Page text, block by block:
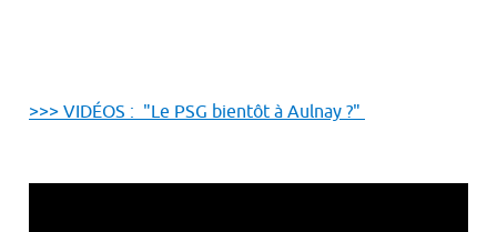
>>> VIDÉOS : "Le PSG bientôt à Aulnay ?"